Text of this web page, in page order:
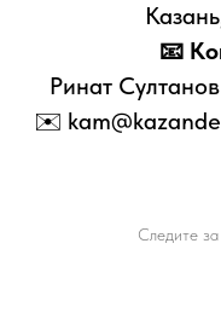
📧
Ринат
✉️
Следите